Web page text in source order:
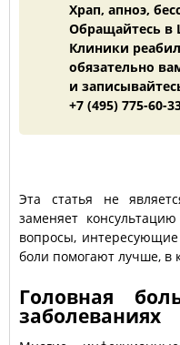
Храп, апноэ,
Обращайтесь в
Клиники
обязательно
и
+7 (495) 775-60-
Эта статья не
заменяет
вопросы, интересующие
боли помогают лучше, в
Головная
заболеваниях